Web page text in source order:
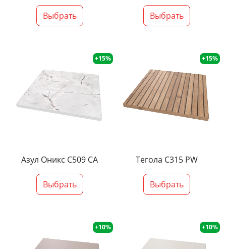
Выбрать Выбрать
+15%
Азул Оникс С509 СА
Выбрать
+15%
Тегола С315 PW
Выбрать
+10% +10%